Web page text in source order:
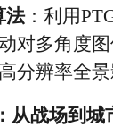
法：利用
对多角度
分辨率全景
从战场到城